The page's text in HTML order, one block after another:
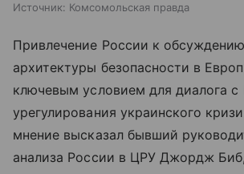
Источник: Комсомольская правда
Привлечение России к
архитектуры безопасности в
ключевым условием для диалога
урегулирования украинского
мнение высказал бывший
анализа России в ЦРУ Джордж Биб,